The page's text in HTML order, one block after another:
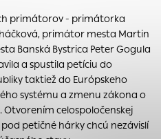
primátorov - primátorka
primátor mesta Martin
Banská Bystrica Peter Gogula
a spustila petíciu do
taktiež do Európskeho
systému a zmenu zákona o
celospoločenskej
petičné hárky chcú nezávislí
alebo aby sa uložila Vaša
ktorú chcete povoliť
prevádzku nevyhnutné a
uplatniteľnými tým, že
je navigácia na stránke a